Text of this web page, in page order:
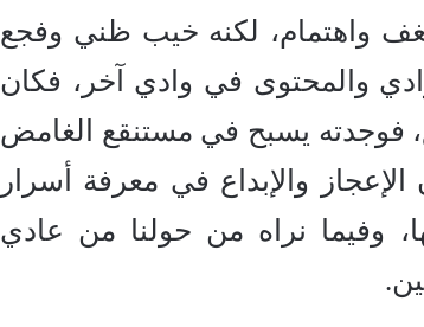
واهتمام، لكنه خيب ظني وفجع
والمحتوى في وادي آخر، فكان
فوجدته يسبح في مستنقع الغامض
والإبداع في معرفة أسرار
وفيما نراه من حولنا من عادي